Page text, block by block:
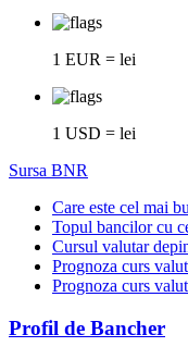
1 EUR = lei
1 USD = lei
Sursa BNR
Care este cel mai
Topul bancilor cu
Cursul valutar
Prognoza curs
Prognoza curs
Profil de Bancher